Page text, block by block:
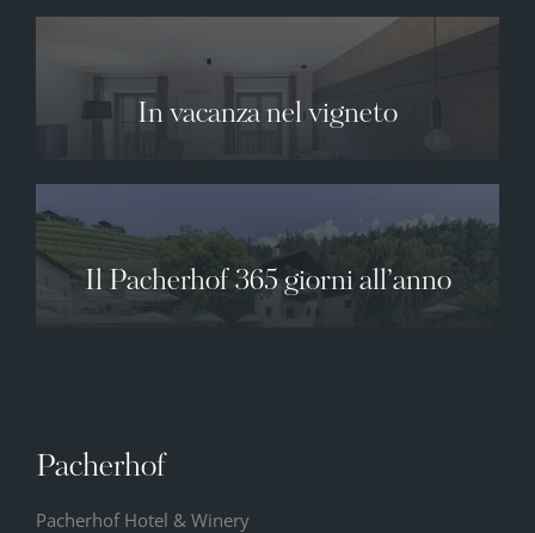
In vacanza nel vigneto
Il Pacherhof 365 giorni all’anno
Pacherhof
Pacherhof Hotel & Winery